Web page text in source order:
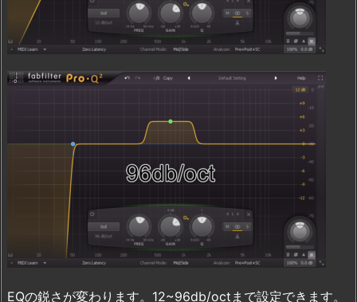
EQの鋭さが変わります。12~96db/octまで設定できます。